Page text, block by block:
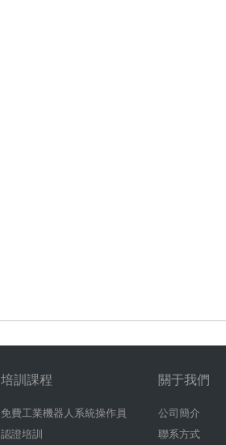
培訓課程
免費工業機器人系統操作員
認證培訓
關于我們
公司簡介
聯系方式